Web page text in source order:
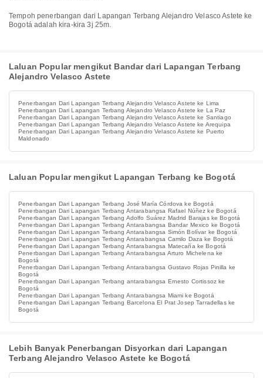
Tempoh penerbangan dari Lapangan Terbang Alejandro Velasco Astete ke
Bogotá adalah kira-kira 3j 25m.
Laluan Popular mengikut Bandar dari Lapangan Terbang
Alejandro Velasco Astete
Penerbangan Dari Lapangan Terbang Alejandro Velasco Astete ke Lima
Penerbangan Dari Lapangan Terbang Alejandro Velasco Astete ke La Paz
Penerbangan Dari Lapangan Terbang Alejandro Velasco Astete ke Santiago
Penerbangan Dari Lapangan Terbang Alejandro Velasco Astete ke Arequipa
Penerbangan Dari Lapangan Terbang Alejandro Velasco Astete ke Puerto
Maldonado
Laluan Popular mengikut Lapangan Terbang ke Bogotá
Penerbangan Dari Lapangan Terbang José María Córdova ke Bogotá
Penerbangan Dari Lapangan Terbang Antarabangsa Rafael Núñez ke Bogotá
Penerbangan Dari Lapangan Terbang Adolfo Suárez Madrid Barajas ke Bogotá
Penerbangan Dari Lapangan Terbang Antarabangsa Bandar Mexico ke Bogotá
Penerbangan Dari Lapangan Terbang Antarabangsa Simón Bolívar ke Bogotá
Penerbangan Dari Lapangan Terbang Antarabangsa Camilo Daza ke Bogotá
Penerbangan Dari Lapangan Terbang Antarabangsa Matecaña ke Bogotá
Penerbangan Dari Lapangan Terbang Antarabangsa Arturo Michelena ke
Bogotá
Penerbangan Dari Lapangan Terbang Antarabangsa Gustavo Rojas Pinilla ke
Bogotá
Penerbangan Dari Lapangan Terbang antarabangsa Ernesto Cortissoz ke
Bogotá
Penerbangan Dari Lapangan Terbang Antarabangsa Miami ke Bogotá
Penerbangan Dari Lapangan Terbang Barcelona El Prat Josep Tarradellas ke
Bogotá
Lebih Banyak Penerbangan Disyorkan dari Lapangan
Terbang Alejandro Velasco Astete ke Bogotá